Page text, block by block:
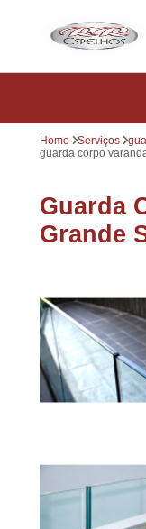
Home Serviços
guarda corpo
Guarda
Grande